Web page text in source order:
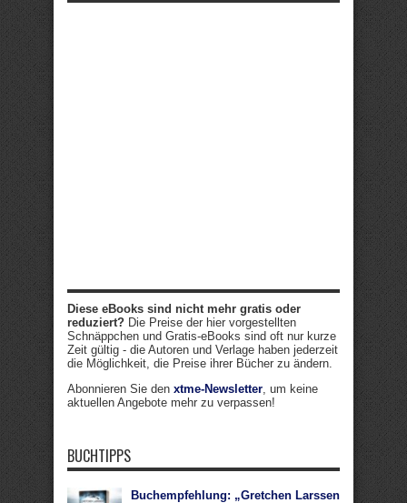
Diese eBooks sind nicht mehr gratis oder
reduziert? Die Preise der hier vorgestellten
Schnäppchen und Gratis-eBooks sind oft nur kurze
Zeit gültig - die Autoren und Verlage haben jederzeit
die Möglichkeit, die Preise ihrer Bücher zu ändern.
Abonnieren Sie den xtme-Newsletter, um keine
aktuellen Angebote mehr zu verpassen!
BUCHTIPPS
Buchempfehlung: „Gretchen Larssen